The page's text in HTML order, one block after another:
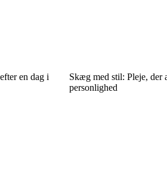
en dag i
Skæg med stil: Pleje, der
personlighed